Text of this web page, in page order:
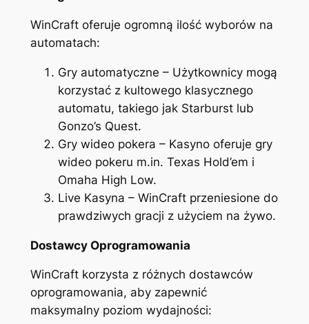
WinCraft oferuje ogromną ilość wyborów na
automatach:
Gry automatyczne – Użytkownicy mogą
korzystać z kultowego klasycznego
automatu, takiego jak Starburst lub
Gonzo’s Quest.
Gry wideo pokera – Kasyno oferuje gry
wideo pokeru m.in. Texas Hold’em i
Omaha High Low.
Live Kasyna – WinCraft przeniesione do
prawdziwych gracji z użyciem na żywo.
Dostawcy Oprogramowania
WinCraft korzysta z różnych dostawców
oprogramowania, aby zapewnić
maksymalny poziom wydajności: